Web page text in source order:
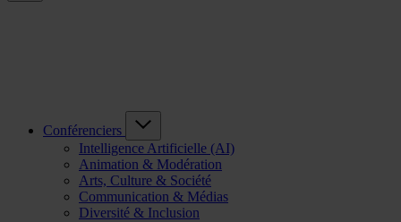
Conférenciers
Intelligence Artificielle (AI)
Animation & Modération
Arts, Culture & Société
Communication & Médias
Diversité & Inclusion